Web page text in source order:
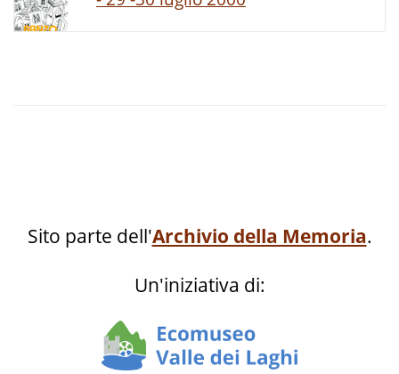
Sito parte dell'Archivio della Memoria.
Un'iniziativa di: